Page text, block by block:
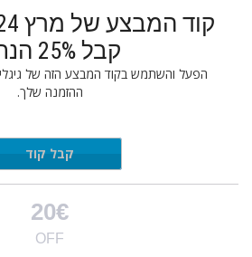
קבל 25% הנחה
ההזמנה שלך.
FINAL25קבל קוד
20€
OFF